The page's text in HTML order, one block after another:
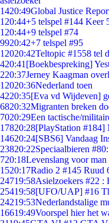
1420:49Global Justice
1 20:44+5 telspel #144 Keer
1 20:44+9 telspel #74
9920:42+7 telspel #95
12020:42Teltopic #1558 tel
420:41 [Boekbespreking]
220:37Jerney Kaagman
12020:36Nederland toen
4220:35[Eva vd Wijdeven]
6820:32Migranten breken
7020:29Een tactische/
17820:28[PlayStation #184]
14620:24[SBS6] Vandaag
23820:22Speciaalbieren
720:18Levenslang voor
1520:17Radio 2 #145 Ruud
24719:58Asielzoekers #22 :
25419:58[UFO/UAP] #16
24219:53Nederlandstalige
16619:49Voorspel hier het